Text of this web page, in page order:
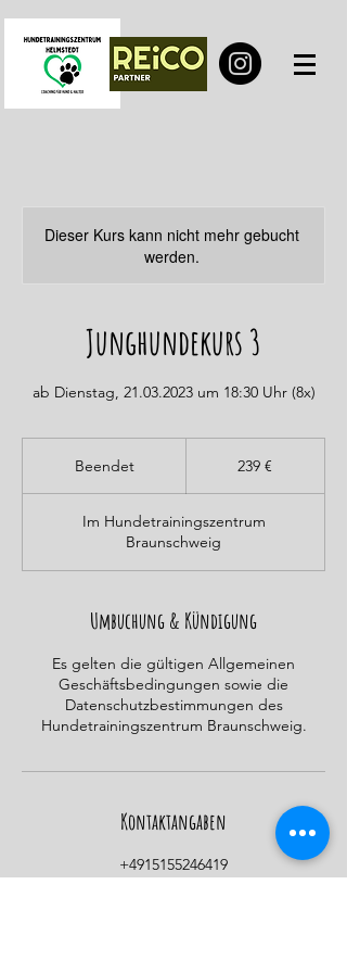
Dieser Kurs kann nicht mehr gebucht
werden.
Junghundekurs 3
ab Dienstag, 21.03.2023 um 18:30 Uhr (8x)
BeendetB
n
d
e
239 €
Im Hundetrainingszentrum
Braunschweig
Umbuchung & Kündigung
Es gelten die gültigen Allgemeinen
Geschäftsbedingungen sowie die
Datenschutzbestimmungen des
Hundetrainingszentrum Braunschweig.
Kontaktangaben
+4915155246419